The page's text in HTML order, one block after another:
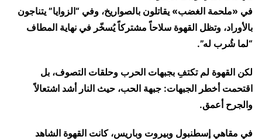
في «ملحمة الغضب» يقاتلون بالصواريخ، وفي “الزوايا” يتناجون
بالأوراد، وتظل القهوة سلاحاً مشتركاً يُسخّر في نهاية المطاف
“لما شُرب له”.
​لكن القهوة لم تكتفِ بجبهات الحرب وحلقات التصوف، بل
اقتحمت أخطر الجبهات: جبهة الحب، حيث النار أشد اشتعالاً
والجرح أعمق.
في مقاهي إسطنبول وبيروت وباريس، كانت القهوة الشاهد